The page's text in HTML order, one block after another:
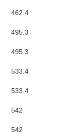
462.4
495.3
495.3
533.4
533.4
542
542